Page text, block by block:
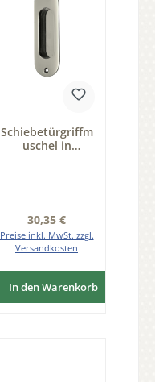
Schiebetürgriffm
uschel in
Regulärer Preis:
30,35 €
Preise inkl. MwSt. zzgl.
Versandkosten
In den Warenkorb